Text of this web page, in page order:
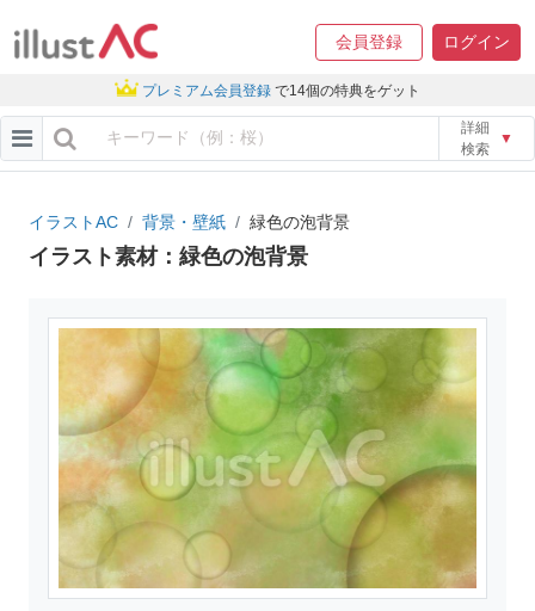
会員登録 ログイン
プレミアム会員登録 で14個の特典をゲット
詳細
検索
▼
イラストAC 背景・壁紙 緑色の泡背景
イラスト素材：緑色の泡背景